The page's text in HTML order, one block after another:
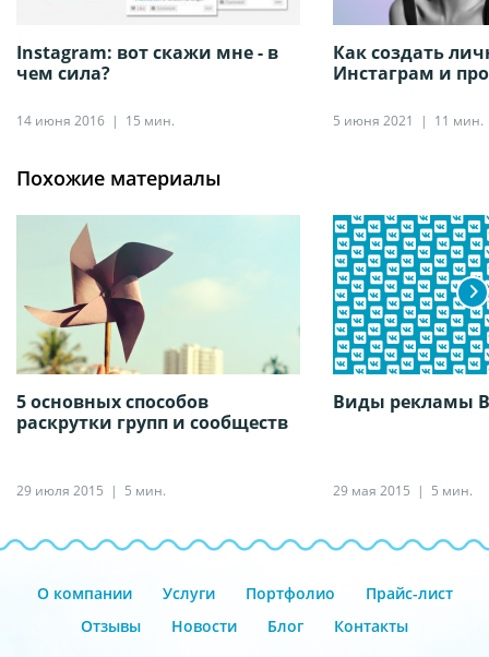
Instagram: вот скажи мне - в
чем сила?
14 июня 2016 15 мин.
Как создать
Инстаграм и
5 июня 2021 11 мин.
Похожие материалы
5 основных способов
раскрутки групп и сообществ
29 июля 2015 5 мин.
Виды рекламы
29 мая 2015 5 мин.
О компании Услуги Портфолио
Прайс-лист
Отзывы
Новости Блог Контакты